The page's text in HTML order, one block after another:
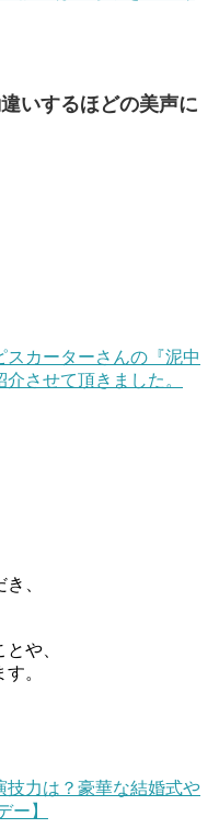
いするほどの美声に
カーターさんの『泥中
させて頂きました。
、
や、
。
技力は？豪華な結婚式や
ー】